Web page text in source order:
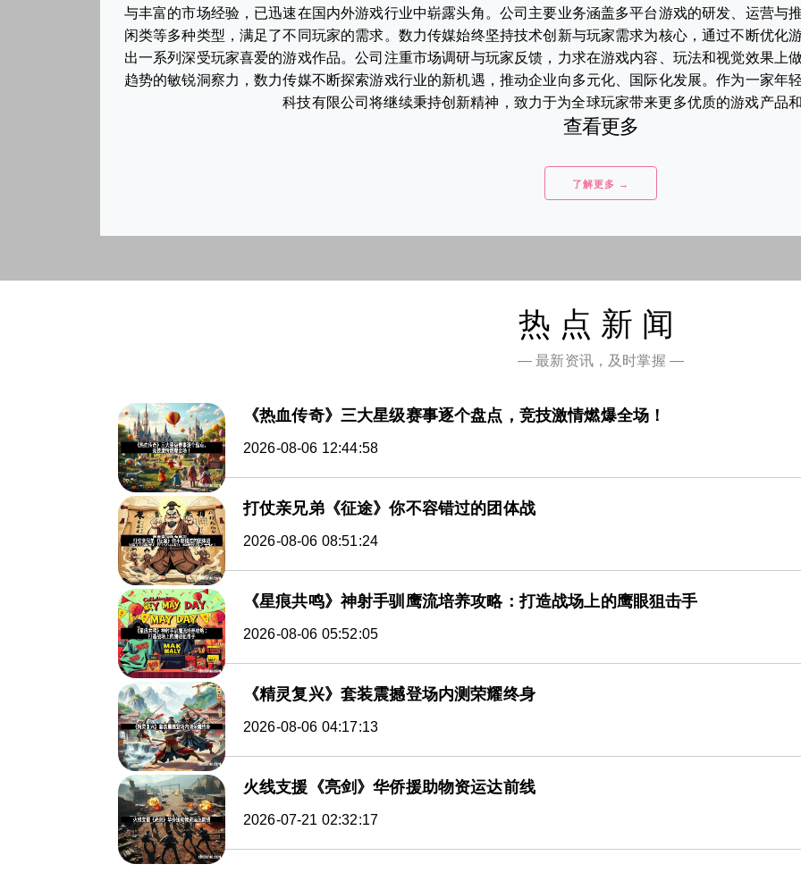
与丰富的市场经验，已迅速在国内外游戏行业中崭露头角。公司主要业务涵盖多平台游戏的研发、运营与
闲类等多种类型，满足了不同玩家的需求。数力传媒始终坚持技术创新与玩家需求为核心，通过不断优化
出一系列深受玩家喜爱的游戏作品。公司注重市场调研与玩家反馈，力求在游戏内容、玩法和视觉效果上
趋势的敏锐洞察力，数力传媒不断探索游戏行业的新机遇，推动企业向多元化、国际化发展。作为一家年
科技有限公司将继续秉持创新精神，致力于为全球玩家带来更多优质的游戏产品
查看更多
了解更多 →
热点新闻
— 最新资讯，及时掌握 —
《热血传奇》三大星级赛事逐个盘点，竞技激情燃爆全场！
2026-08-06 12:44:58
打仗亲兄弟《征途》你不容错过的团体战
2026-08-06 08:51:24
《星痕共鸣》神射手驯鹰流培养攻略：打造战场上的鹰眼狙击手
2026-08-06 05:52:05
《精灵复兴》套装震撼登场内测荣耀终身
2026-08-06 04:17:13
火线支援《亮剑》华侨援助物资运达前线
2026-07-21 02:32:17